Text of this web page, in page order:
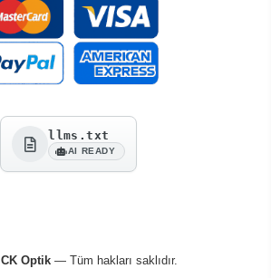
llms.txt
AI READY
CK Optik— Tüm hakları saklıdır.